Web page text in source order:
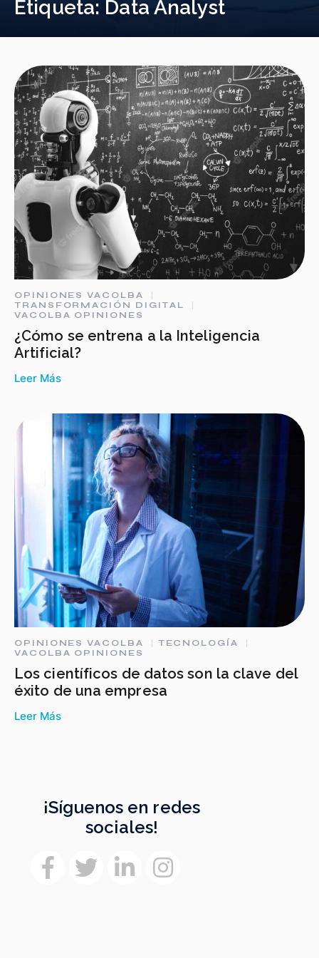
Etiqueta: Data Analyst
OPINIONES VACOLBA
TRANSFORMACIÓN DIGITAL
VACOLBA OPINIONES
¿Cómo se entrena a la Inteligencia
Artificial?
Leer Más
OPINIONES VACOLBA
TECNOLOGÍA
VACOLBA OPINIONES
Los científicos de datos son la clave del
éxito de una empresa
Leer Más
¡Síguenos en redes
sociales!